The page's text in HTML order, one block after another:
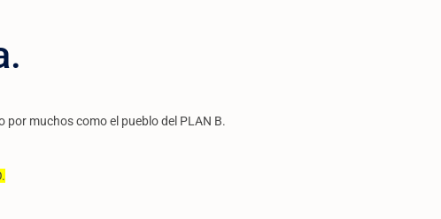
por muchos como el pueblo del PLAN B.